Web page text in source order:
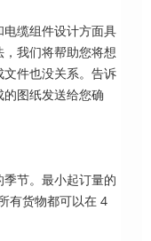
缆组件设计方面具
我们将帮助您将想
件也没关系。告诉
图纸发送给您确
节。最小起订量的
有货物都可以在 4